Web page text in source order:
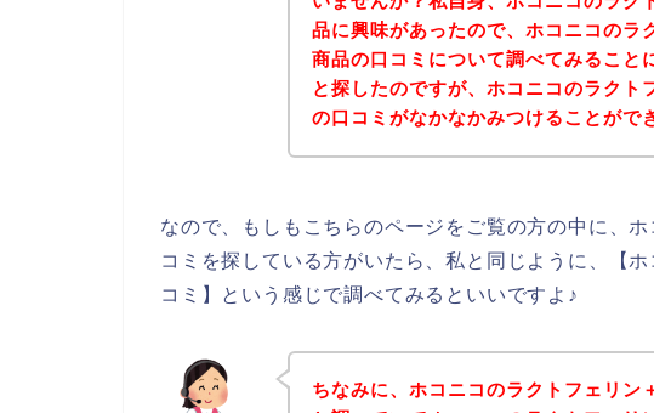
品に興味があったので、ホコニコのラ
商品の口コミについて調べてみること
と探したのですが、ホコニコのラクト
の口コミがなかなかみつけることがで
なので、もしもこちらのページをご覧の方の中に、
コミを探している方がいたら、私と同じように、【
コミ】という感じで調べてみるといいですよ♪
ちなみに、ホコニコのラクトフェリン